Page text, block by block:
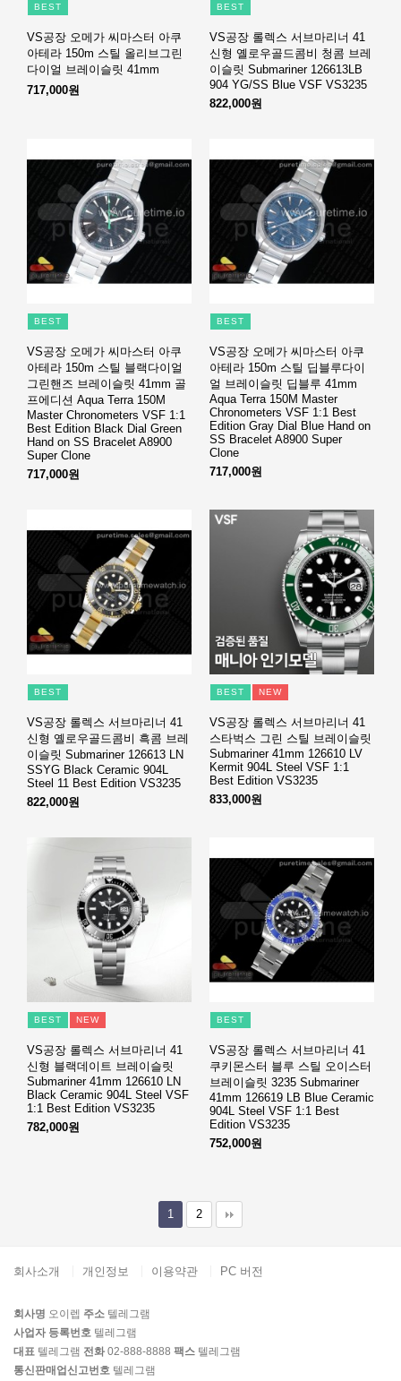
BEST
VS공장 오메가 씨마스터 아쿠
아테라 150m 스틸 올리브그린
다이얼 브레이슬릿 41mm
717,000원
BEST
VS공장 롤렉스 서브마리너 41
신형 옐로우골드콤비 청콤 브레
이슬릿 Submariner 126613LB
904 YG/SS Blue VSF VS3235
822,000원
BEST
VS공장 오메가 씨마스터 아쿠
아테라 150m 스틸 블랙다이얼
그린핸즈 브레이슬릿 41mm 골
프에디션 Aqua Terra 150M
Master Chronometers VSF 1:1
Best Edition Black Dial Green
Hand on SS Bracelet A8900
Super Clone
717,000원
BEST
VS공장 오메가 씨마스터 아쿠
아테라 150m 스틸 딥블루다이
얼 브레이슬릿 딥블루 41mm
Aqua Terra 150M Master
Chronometers VSF 1:1 Best
Edition Gray Dial Blue Hand on
SS Bracelet A8900 Super
Clone
717,000원
BEST
VS공장 롤렉스 서브마리너 41
신형 옐로우골드콤비 흑콤 브레
이슬릿 Submariner 126613 LN
SSYG Black Ceramic 904L
Steel 11 Best Edition VS3235
822,000원
BEST NEW
VS공장 롤렉스 서브마리너 41
스타벅스 그린 스틸 브레이슬릿
Submariner 41mm 126610 LV
Kermit 904L Steel VSF 1:1
Best Edition VS3235
833,000원
BEST NEW
VS공장 롤렉스 서브마리너 41
신형 블랙데이트 브레이슬릿
Submariner 41mm 126610 LN
Black Ceramic 904L Steel VSF
1:1 Best Edition VS3235
782,000원
BEST
VS공장 롤렉스 서브마리너 41
쿠키몬스터 블루 스틸 오이스터
브레이슬릿 3235 Submariner
41mm 126619 LB Blue Ceramic
904L Steel VSF 1:1 Best
Edition VS3235
752,000원
1 2
회사소개 개인정보 이용약관 PC 버전
회사명 오이렙 주소 텔레그램
사업자 등록번호 텔레그램
대표 텔레그램 전화 02-888-8888 팩스 텔레그램
통신판매업신고번호 텔레그램